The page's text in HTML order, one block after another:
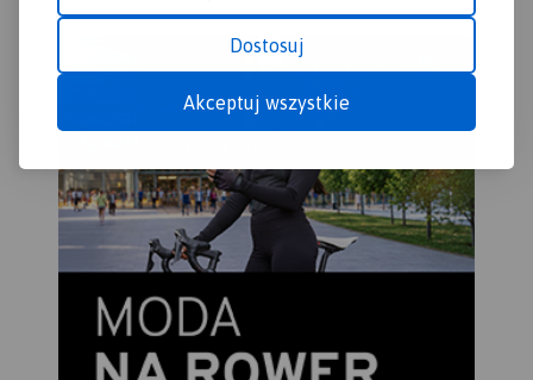
Dostosuj
Akceptuj wszystkie
liczne, okazałe głazy
rozległe kompleksy Puszczy
Jeziora Wigry.
Obszar ten to idealne miejsce
dla amatorów sportów
spływy kajakowe Czarną
Hańczą. Warto również
wybrać się na spacery i
Miłośnicy podróży na dwóch
kółkach mogą zapoznać się
z dokładnym przebiegiem
prawie 100 km fragmentu
najdłużej trasy rowerowej
Polsce, tj. "Green Velo".